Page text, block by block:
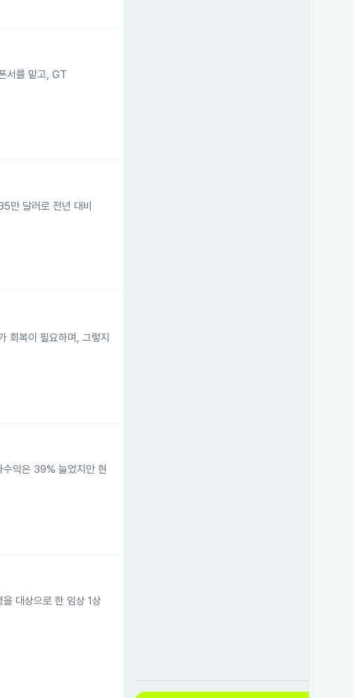
서를 맡고, GT
만 달러로 전년 대비
회복이 필요하며, 그렇지
익은 39% 늘었지만 현
대상으로 한 임상 1상